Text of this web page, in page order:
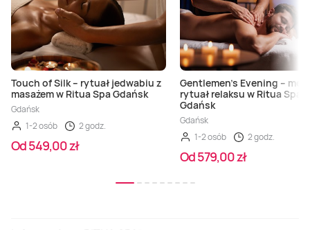
Touch of Silk – rytuał jedwabiu z
masażem w Ritua Spa Gdańsk
Gdańsk
1-2 osób
2 godz.
Od 549,00 zł
Gentlemen’s Evening –
rytuał relaksu w Ritua Spa
Gdańsk
Gdańsk
1-2 osób
2 godz.
Od 579,00 zł